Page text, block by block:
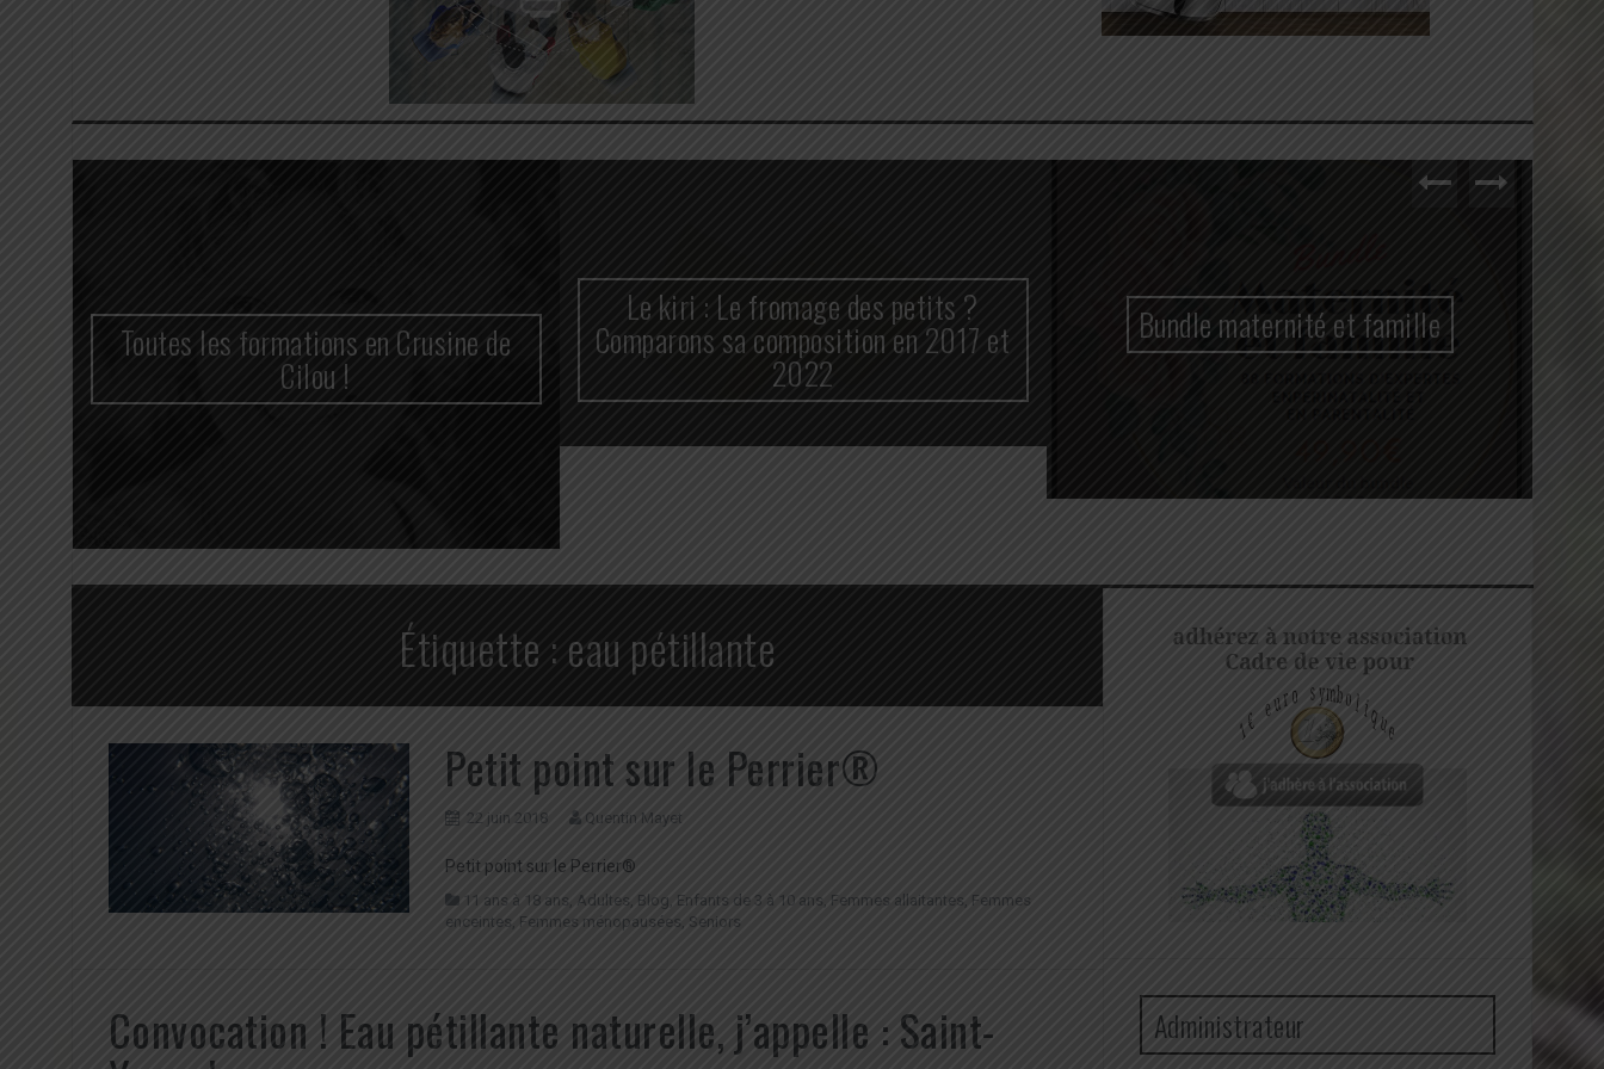
Toutes les formations en Crusine de
Cilou !
Le kiri : Le fromage des petits ?
Comparons sa composition en 2017 et
2022
Bundle maternité et famille
Étiquette : eau pétillante
Petit point sur le Perrier®
22 juin 2018 Quentin Mayet
Petit point sur le Perrier®
11 ans à 18 ans , Adultes, Blog Enfants de 3 à 10 ans, Femmes allaitantes, Femmes
enceintes , Femmes ménopausées, Seniors
Convocation ! Eau pétillante naturelle, j’appelle : Saint- Administrateur